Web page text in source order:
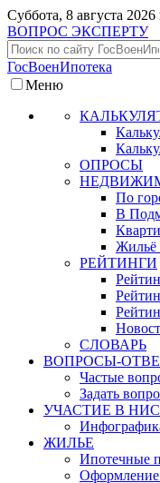
Суббота, 8 августа 2026
ВОПРОС ЭКСПЕРТУ
ГосВоенИпотека
Меню
ОПРОСЫ
По
В
Жильё
РЕЙТИНГИ
СЛОВАРЬ
ВОПРОСЫ-
Частые
Задать
УЧАСТИЕ В НИС
ЖИЛЬЕ
Ипотечные
Оформление